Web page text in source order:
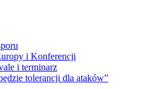
i Konferencji
i terminarz
tolerancji dla ataków”